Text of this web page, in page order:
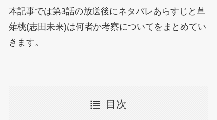
本記事では第3話の放送後にネタバレあらすじと草
薙桃(志田未来)は何者か考察についてをまとめてい
きます。
目次